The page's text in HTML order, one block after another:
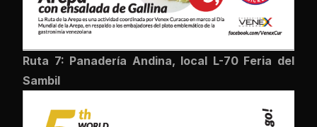
Ruta 7: Panadería Andina, local L-70 Feria del
Sambil